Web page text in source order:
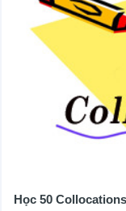
Học 50